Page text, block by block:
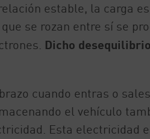
estable, la carga
se rozan entre sí se
Dicho
cuando entras o
el vehículo
Esta electricidad